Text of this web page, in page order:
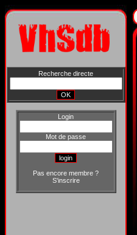
Recherche directe
Login
Mot de passe
Pas encore membre ?
S'inscrire